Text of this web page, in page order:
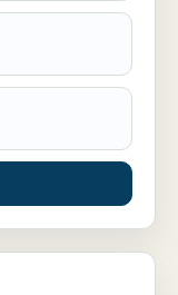
uthyrning i